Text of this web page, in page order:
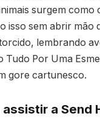
surgem como
isso sem abrir mão
lembrando
Tudo Por Uma
gore cartunesco.
a Send